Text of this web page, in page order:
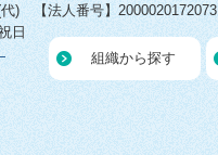
) 【法人番号】2000020172073
日
組織から探す